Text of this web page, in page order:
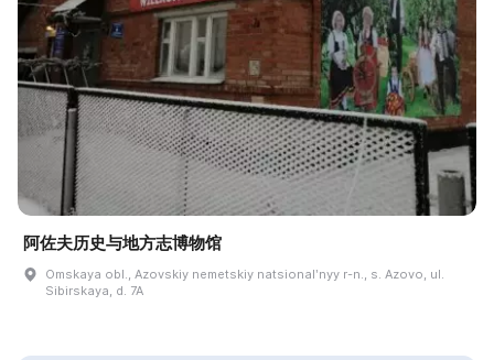
阿佐夫历史与地方志博物馆
Omskaya obl., Azovskiy nemetskiy natsionalʹnyy r-n., s. Azovo, ul.
Sibirskaya, d. 7A